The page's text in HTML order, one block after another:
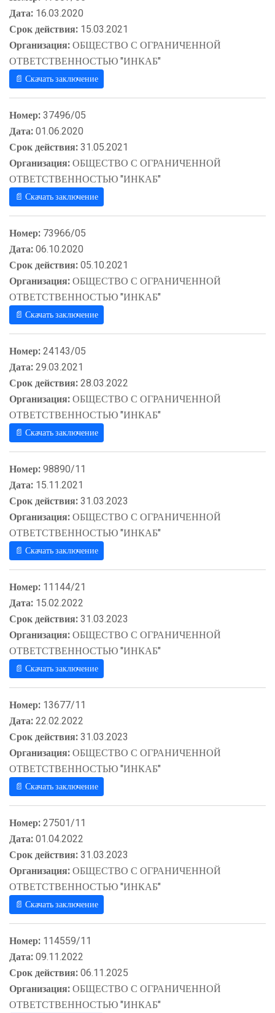
Дата: 16.03.2020
Срок действия: 15.03.2021
Организация:ОБЩЕСТВО С ОГРАНИЧЕННОЙ
ОТВЕТСТВЕННОСТЬЮ "ИНКАБ"
📄 Скачать заключение
Номер:37496/05
Дата:01.06.2020
Срок действия:31.05.2021
Организация:ОБЩЕСТВО С ОГРАНИЧЕННОЙ
ОТВЕТСТВЕННОСТЬЮ "ИНКАБ"
📄 Скачать заключение
Номер: 73966/05
Дата:06.10.2020
Срок действия:05.10.2021
Организация:ОБЩЕСТВО С ОГРАНИЧЕННОЙ
ОТВЕТСТВЕННОСТЬЮ "ИНКАБ"
📄 Скачать заключение
Номер:24143/05
Дата:29.03.2021
Срок действия:28.03.2022
Организация:ОБЩЕСТВО С ОГРАНИЧЕННОЙ
ОТВЕТСТВЕННОСТЬЮ "ИНКАБ"
📄 Скачать заключение
Номер:98890/11
Дата: 15.11.2021
Срок действия:31.03.2023
Организация:ОБЩЕСТВО С ОГРАНИЧЕННОЙ
ОТВЕТСТВЕННОСТЬЮ "ИНКАБ"
📄 Скачать заключение
Номер: 11144/21
Дата: 15.02.2022
Срок действия:31.03.2023
Организация:ОБЩЕСТВО С ОГРАНИЧЕННОЙ
ОТВЕТСТВЕННОСТЬЮ "ИНКАБ"
📄 Скачать заключение
Номер: 13677/11
Дата:22.02.2022
Срок действия:31.03.2023
Организация:ОБЩЕСТВО С ОГРАНИЧЕННОЙ
ОТВЕТСТВЕННОСТЬЮ "ИНКАБ"
📄 Скачать заключение
Номер:27501/11
Дата:01.04.2022
Срок действия:31.03.2023
Организация:ОБЩЕСТВО С ОГРАНИЧЕННОЙ
ОТВЕТСТВЕННОСТЬЮ "ИНКАБ"
📄 Скачать заключение
Номер: 114559/11
Дата:09.11.2022
Срок действия:06.11.2025
Организация:ОБЩЕСТВО С ОГРАНИЧЕННОЙ
ОТВЕТСТВЕННОСТЬЮ "ИНКАБ"